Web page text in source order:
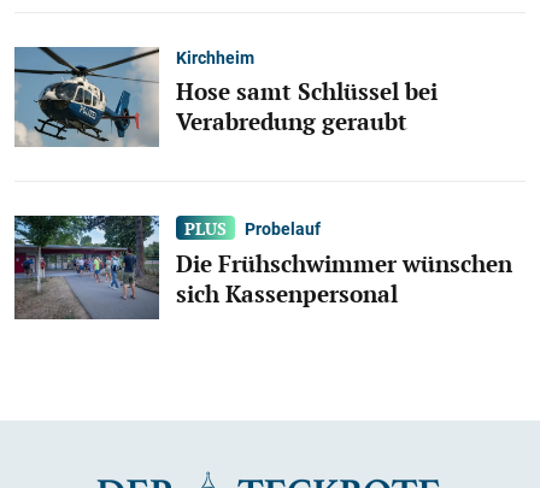
Kirchheim
Hose samt Schlüssel bei
Verabredung geraubt
Probelauf
Die Frühschwimmer wünschen
sich Kassenpersonal